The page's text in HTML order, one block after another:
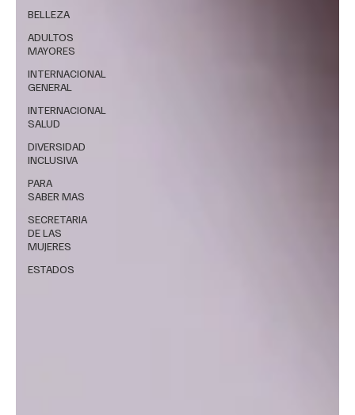
BELLEZA
ADULTOS
MAYORES
INTERNACIONAL
GENERAL
INTERNACIONAL
SALUD
DIVERSIDAD
INCLUSIVA
PARA
SABER MAS
SECRETARIA
DE LAS
MUJERES
ESTADOS